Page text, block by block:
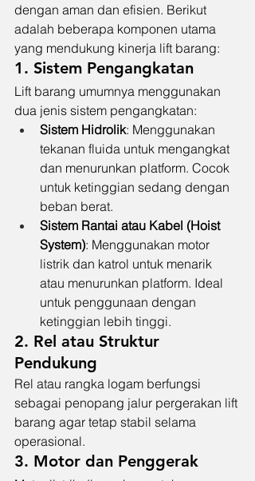
dengan aman dan efisien. Berikut
adalah beberapa komponen utama
yang mendukung kinerja lift barang:
1. Sistem Pengangkatan
Lift barang umumnya menggunakan
dua jenis sistem pengangkatan:
Sistem Hidrolik: Menggunakan
tekanan fluida untuk mengangkat
dan menurunkan platform. Cocok
untuk ketinggian sedang dengan
beban berat.
Sistem Rantai atau Kabel (Hoist
System): Menggunakan motor
listrik dan katrol untuk menarik
atau menurunkan platform. Ideal
untuk penggunaan dengan
ketinggian lebih tinggi.
2. Rel atau Struktur
Pendukung
Rel atau rangka logam berfungsi
sebagai penopang jalur pergerakan lift
barang agar tetap stabil selama
operasional.
3. Motor dan Penggerak